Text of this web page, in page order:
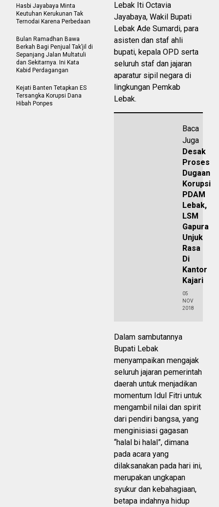
Lebak Iti Octavia
Jayabaya, Wakil Bupati
Lebak Ade Sumardi, para
asisten dan staf ahli
bupati, kepala OPD serta
seluruh staf dan jajaran
aparatur sipil negara di
lingkungan Pemkab
Lebak.
Baca
Juga
Desak
Proses
Dugaan
Korupsi
PDAM
Lebak,
LSM
Gapura
Unjuk
Rasa
Di
Kantor
Kajari
05
NOV
2018
Dalam sambutannya
Bupati Lebak
menyampaikan mengajak
seluruh jajaran pemerintah
daerah untuk menjadikan
momentum Idul Fitri untuk
mengambil nilai dan spirit
dari pendiri bangsa, yang
menginisiasi gagasan
“halal bi halal”, dimana
pada acara yang
dilaksanakan pada hari ini,
merupakan ungkapan
syukur dan kebahagiaan,
betapa indahnya hidup
Hasbi Jayabaya Minta
Keutuhan Kerukunan Tak
Ternodai Karena Perbedaan
Bulan Ramadhan Bawa
Berkah Bagi Penjual Tak’jil di
Sepanjang Jalan Multatuli
dan Sekitarnya. Ini Kata
Kabid Perdagangan
Kejati Banten Tetapkan ES
Tersangka Korupsi Dana
Hibah Ponpes